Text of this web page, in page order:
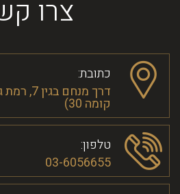
צרו
כתובת:
דרך מנחם
קומה 30)
טלפון:
03-6056655